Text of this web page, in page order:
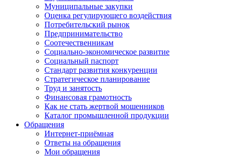
Муниципальные закупки
Оценка регулирующего воздействия
Потребительский рынок
Предпринимательство
Соотечественникам
Социально-экономическое развитие
Социальный паспорт
Стандарт развития конкуренции
Стратегическое планирование
Труд и занятость
Финансовая грамотность
Как не стать жертвой мошенников
Каталог промышленной продукции
Обращения
Интернет-приёмная
Ответы на обращения
Мои обращения